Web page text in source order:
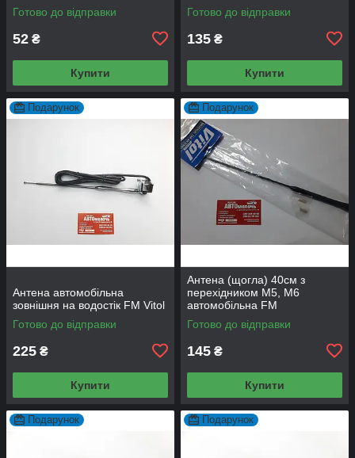
Готово до відправки
52 ₴
Купити
Готово до відправки
135 ₴
Купити
Подарунок
Антена автомобільна
зовнішня на водостік FM Vitol
Готово до відправки
225 ₴
Купити
Подарунок
Антена (щогла) 40см з
перехідником M5, M6
автомобільна FM
Готово до відправки
145 ₴
Купити
Подарунок Подарунок